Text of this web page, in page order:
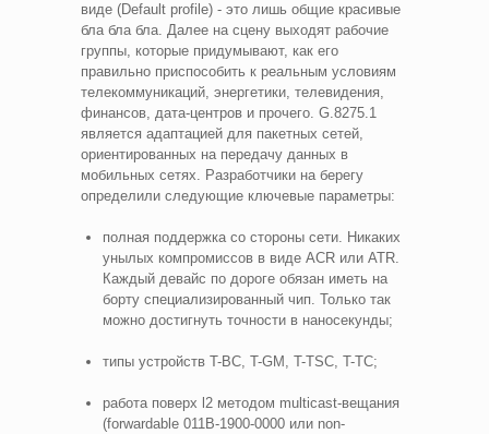
виде (Default profile) - это лишь общие красивые
бла бла бла. Далее на сцену выходят рабочие
группы, которые придумывают, как его
правильно приспособить к реальным условиям
телекоммуникаций, энергетики, телевидения,
финансов, дата-центров и прочего. G.8275.1
является адаптацией для пакетных сетей,
ориентированных на передачу данных в
мобильных сетях. Разработчики на берегу
определили следующие ключевые параметры:
полная поддержка со стороны сети. Никаких
унылых компромиссов в виде ACR или ATR.
Каждый девайс по дороге обязан иметь на
борту специализированный чип. Только так
можно достигнуть точности в наносекунды;
типы устройств T-BC, T-GM, T-TSC, T-TC;
работа поверх l2 методом multicast-вещания
(forwardable 011B-1900-0000 или non-